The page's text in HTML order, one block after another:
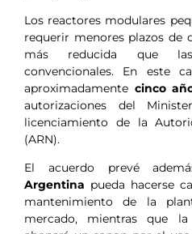
Los reactores modulares
requerir menores plazos de
más reducida que las
convencionales. En este
aproximadamente cinco
autorizaciones del
licenciamiento de la
(ARN).
El acuerdo prevé
Argentina pueda hacerse
mantenimiento de la
mercado, mientras que la